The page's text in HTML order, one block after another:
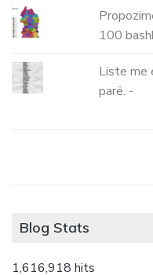
100
Liste me
parë. -
Blog Stats
1,616,918 hits